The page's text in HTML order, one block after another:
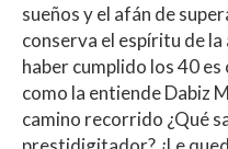
sueños y el afán de
conserva el espíritu de
haber cumplido los 40
como la entiende Dabiz
camino recorrido ¿Qué